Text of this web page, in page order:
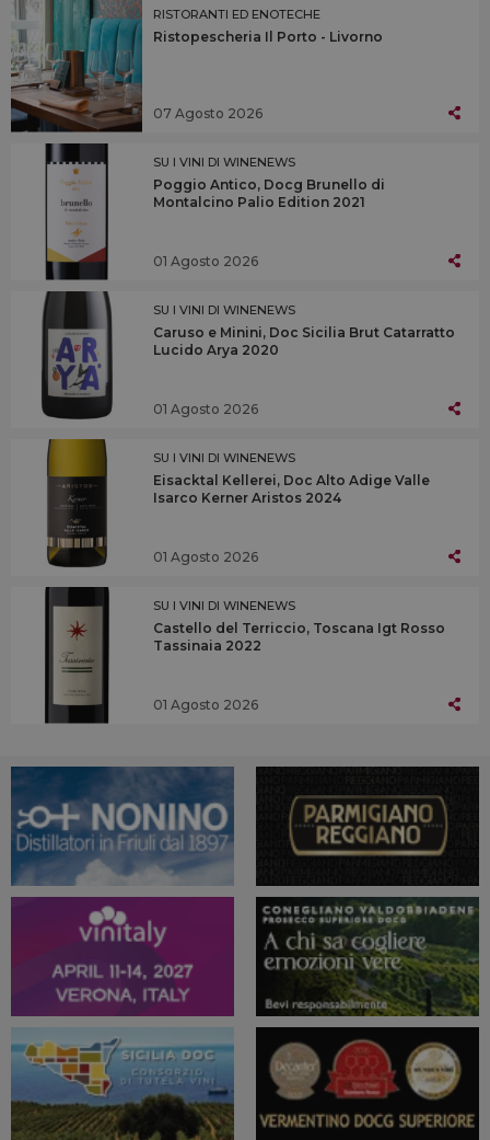
RISTORANTI ED ENOTECHE
Ristopescheria Il Porto - Livorno
07 Agosto 2026
SU I VINI DI WINENEWS
Poggio Antico, Docg Brunello di
Montalcino Palio Edition 2021
01 Agosto 2026
SU I VINI DI WINENEWS
Caruso e Minini, Doc Sicilia Brut Catarratto
Lucido Arya 2020
01 Agosto 2026
SU I VINI DI WINENEWS
Eisacktal Kellerei, Doc Alto Adige Valle
Isarco Kerner Aristos 2024
01 Agosto 2026
SU I VINI DI WINENEWS
Castello del Terriccio, Toscana Igt Rosso
Tassinaia 2022
01 Agosto 2026